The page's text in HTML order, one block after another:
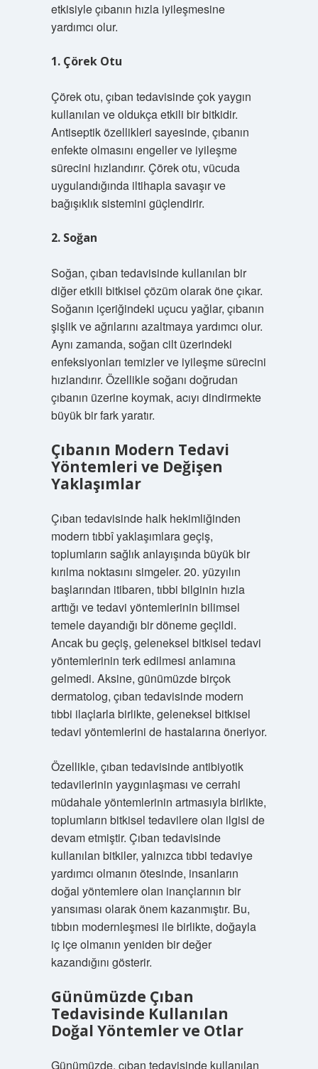
etkisiyle çıbanın hızla iyileşmesine
yardımcı olur.
1. Çörek Otu
Çörek otu, çıban tedavisinde çok yaygın
kullanılan ve oldukça etkili bir bitkidir.
Antiseptik özellikleri sayesinde, çıbanın
enfekte olmasını engeller ve iyileşme
sürecini hızlandırır. Çörek otu, vücuda
uygulandığında iltihapla savaşır ve
bağışıklık sistemini güçlendirir.
2. Soğan
Soğan, çıban tedavisinde kullanılan bir
diğer etkili bitkisel çözüm olarak öne çıkar.
Soğanın içeriğindeki uçucu yağlar, çıbanın
şişlik ve ağrılarını azaltmaya yardımcı olur.
Aynı zamanda, soğan cilt üzerindeki
enfeksiyonları temizler ve iyileşme sürecini
hızlandırır. Özellikle soğanı doğrudan
çıbanın üzerine koymak, acıyı dindirmekte
büyük bir fark yaratır.
Çıbanın Modern Tedavi
Yöntemleri ve Değişen
Yaklaşımlar
Çıban tedavisinde halk hekimliğinden
modern tıbbî yaklaşımlara geçiş,
toplumların sağlık anlayışında büyük bir
kırılma noktasını simgeler. 20. yüzyılın
başlarından itibaren, tıbbi bilginin hızla
arttığı ve tedavi yöntemlerinin bilimsel
temele dayandığı bir döneme geçildi.
Ancak bu geçiş, geleneksel bitkisel tedavi
yöntemlerinin terk edilmesi anlamına
gelmedi. Aksine, günümüzde birçok
dermatolog, çıban tedavisinde modern
tıbbi ilaçlarla birlikte, geleneksel bitkisel
tedavi yöntemlerini de hastalarına öneriyor.
Özellikle, çıban tedavisinde antibiyotik
tedavilerinin yaygınlaşması ve cerrahi
müdahale yöntemlerinin artmasıyla birlikte,
toplumların bitkisel tedavilere olan ilgisi de
devam etmiştir. Çıban tedavisinde
kullanılan bitkiler, yalnızca tıbbi tedaviye
yardımcı olmanın ötesinde, insanların
doğal yöntemlere olan inançlarının bir
yansıması olarak önem kazanmıştır. Bu,
tıbbın modernleşmesi ile birlikte, doğayla
iç içe olmanın yeniden bir değer
kazandığını gösterir.
Günümüzde Çıban
Tedavisinde Kullanılan
Doğal Yöntemler ve Otlar
Günümüzde, çıban tedavisinde kullanılan